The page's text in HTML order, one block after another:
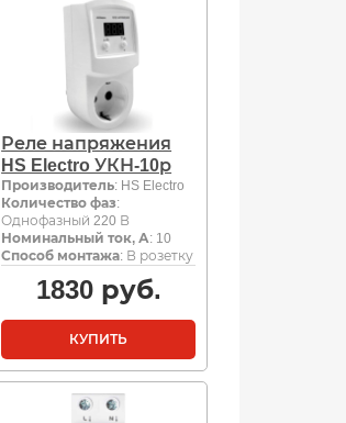
Реле напряжения
HS Electro УКН-10р
Производитель: HS Electro
Количество фаз:
Однофазный 220 В
Номинальный ток, А: 10
Способ монтажа: В розетку
1830руб.
КУПИТЬ